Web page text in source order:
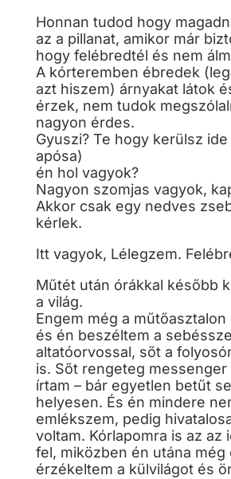
Honnan tudod hogy
az a pillanat, amikor már
hogy felébredtél és nem
A kórteremben ébredek
azt hiszem) árnyakat látok
érzek, nem tudok
nagyon érdes.
Gyuszi? Te hogy kerülsz
apósa)
én hol vagyok?
Nagyon szomjas vagyok,
Akkor csak egy nedves
kérlek.
Itt vagyok, Lélegzem.
Műtét után órákkal később
a világ.
Engem még a
és én beszéltem a
altatóorvossal, sőt a
is. Sőt rengeteg
írtam – bár egyetlen betűt
helyesen. És én mindere
emlékszem, pedig
voltam. Kórlapomra is az az
fel, miközben én utána még
érzékeltem a külvilágot és